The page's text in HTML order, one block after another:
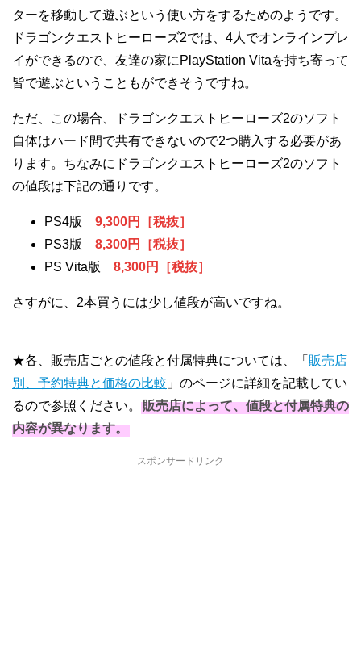
ターを移動して遊ぶという使い方をするためのようです。
ドラゴンクエストヒーローズ2では、4人でオンラインプレ
イができるので、友達の家にPlayStation Vitaを持ち寄って
皆で遊ぶということもができそうですね。
ただ、この場合、ドラゴンクエストヒーローズ2のソフト
自体はハード間で共有できないので2つ購入する必要があ
ります。ちなみにドラゴンクエストヒーローズ2のソフト
の値段は下記の通りです。
PS4版 9,300円［税抜］
PS3版 8,300円［税抜］
PS Vita版 8,300円［税抜］
さすがに、2本買うには少し値段が高いですね。
★各、販売店ごとの値段と付属特典については、「 販売店
別、予約特典と価格の比較 」のページに詳細を記載してい
るので参照ください。
販売店によって、値段と付属特典の
内容が異なります。
スポンサードリンク